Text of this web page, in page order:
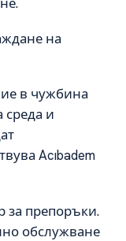
на
в чужбина
и
Acıbadem
за препоръки.
обслужване